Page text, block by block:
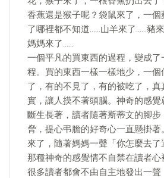
香蕉還是猴子呢？袋鼠來了，一
了哪裡都不知道……山羊來了……豬
媽媽來了……
一個平凡的買東西的過程，變成了
程。買的東西一樣一樣地少，一個
了，有的不見了，有的被吃了，
實，讓人摸不著頭腦。神奇的感覺
斷生長著，讀者隨著斯蒂文的腳
脅，提心弔膽的好奇心一直懸掛
來了，隨著媽媽一聲「你怎麼去了
那種神奇的感覺情不自禁在讀者
很多讀者都會不由自主地發出一